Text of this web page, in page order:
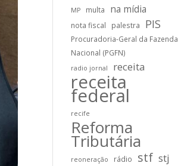
MP multa na mídia
nota fiscal palestra PIS
Procuradoria-Geral da Fazenda
Nacional (PGFN)
radio jornal receita
receita
federal
recife
Reforma
Tributária
reoneração rádio stf stj